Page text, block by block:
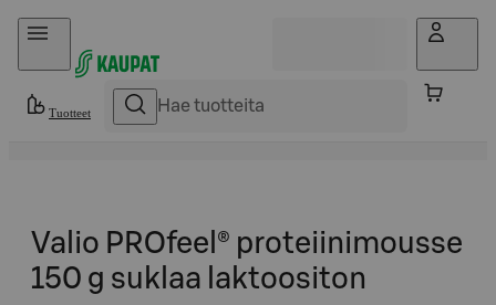
Hyppää sisältöön
Tuotteet
Valio PROfeel® proteiinimousse
150 g suklaa laktoositon